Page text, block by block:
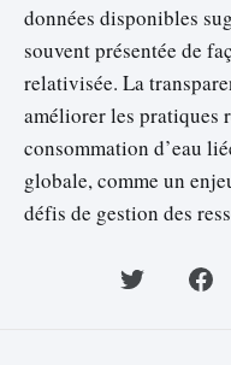
données disponibles
souvent présentée de
relativisée. La
améliorer les pratiques
consommation d’eau
globale, comme un
défis de gestion des